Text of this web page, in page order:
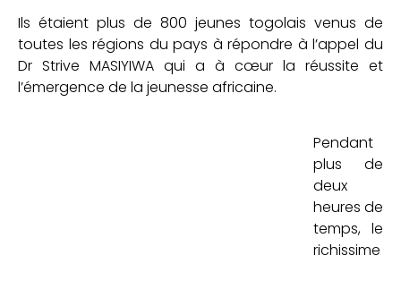
Ils étaient plus de 800 jeunes togolais venus de
toutes les régions du pays à répondre à l’appel du
Dr Strive MASIYIWA qui a à cœur la réussite et
l’émergence de la jeunesse africaine.
Pendant
plus de
deux
heures de
temps, le
richissime